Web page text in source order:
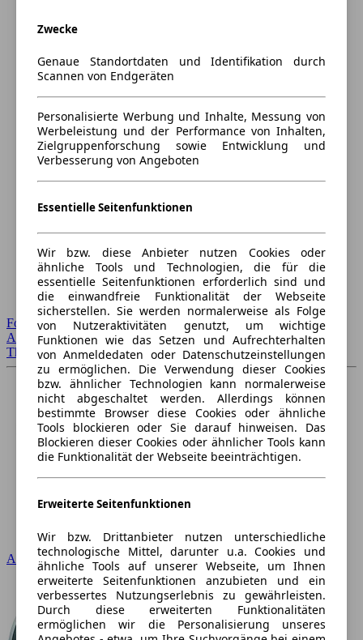
Forum Startseite
Alle Auto-Foren
Themen-Forum
Audi
Zwecke
Genaue Standortdaten und Identifikation durch
Scannen von Endgeräten
Personalisierte Werbung und Inhalte, Messung von
Werbeleistung und der Performance von Inhalten,
Zielgruppenforschung sowie Entwicklung und
Verbesserung von Angeboten
Essentielle Seitenfunktionen
Wir bzw. diese Anbieter nutzen Cookies oder
ähnliche Tools und Technologien, die für die
essentielle Seitenfunktionen erforderlich sind und
die einwandfreie Funktionalität der Webseite
sicherstellen. Sie werden normalerweise als Folge
von Nutzeraktivitäten genutzt, um wichtige
Funktionen wie das Setzen und Aufrechterhalten
von Anmeldedaten oder Datenschutzeinstellungen
zu ermöglichen. Die Verwendung dieser Cookies
bzw. ähnlicher Technologien kann normalerweise
nicht abgeschaltet werden. Allerdings können
bestimmte Browser diese Cookies oder ähnliche
Tools blockieren oder Sie darauf hinweisen. Das
Blockieren dieser Cookies oder ähnlicher Tools kann
die Funktionalität der Webseite beeinträchtigen.
Erweiterte Seitenfunktionen
Wir bzw. Drittanbieter nutzen unterschiedliche
technologische Mittel, darunter u.a. Cookies und
ähnliche Tools auf unserer Webseite, um Ihnen
erweiterte Seitenfunktionen anzubieten und ein
verbessertes Nutzungserlebnis zu gewährleisten.
Durch diese erweiterten Funktionalitäten
ermöglichen wir die Personalisierung unseres